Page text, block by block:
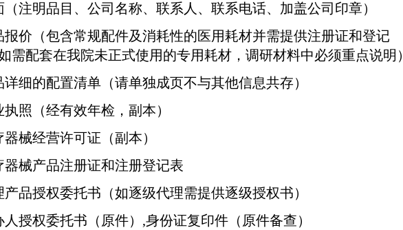
（注明品目、公司名称、联系人、联系电话、加盖公司印章）
报价（包含常规配件及消耗性的医用耗材并需提供注册证和登记
需配套在我院未正式使用的专用耗材，调研材料中必须重点说明
详细的配置清单（请单独成页不与其他信息共存）
执照（经有效年检，副本）
器械经营许可证（副本）
器械产品注册证和注册登记表
产品授权委托书（如逐级代理需提供逐级授权书）
人授权委托书（原件） ,身份证复印件（原件备查）